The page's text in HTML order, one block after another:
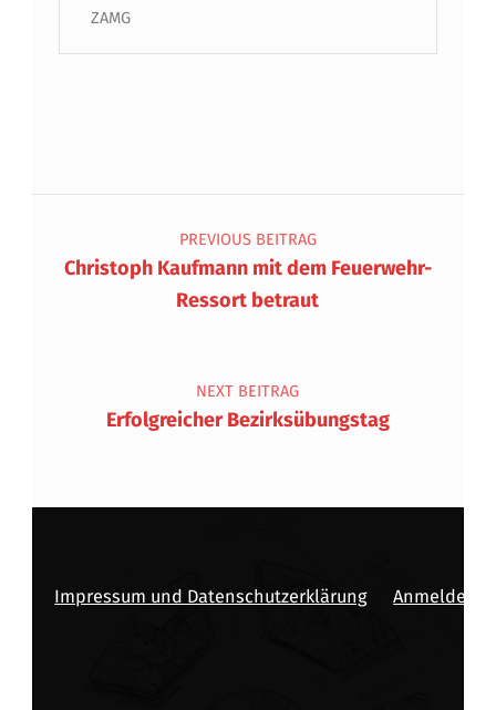
ZAMG
Beitragsnavigation
PREVIOUS BEITRAG
Christoph Kaufmann mit dem Feuerwehr-
Ressort betraut
NEXT BEITRAG
Erfolgreicher Bezirksübungstag
Impressum und Datenschutzerklärung Anmelden